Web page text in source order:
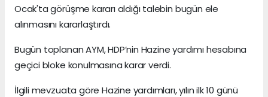
Ocak'ta görüşme kararı aldığı talebin bugün ele
alınmasını kararlaştırdı.
Bugün toplanan AYM, HDP’nin Hazine yardımı hesabına
geçici bloke konulmasına karar verdi.
İlgili mevzuata göre Hazine yardımları, yılın ilk 10 günü